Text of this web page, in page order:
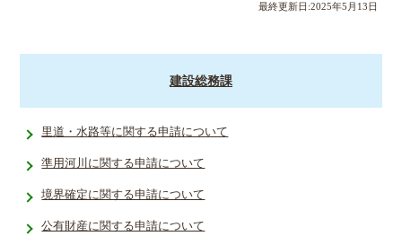
最終更新日:2025年5 月 13日
建設総務課
里道・水路等に関する申請について
準用河川に関する申請について
境界確定に関する申請について
公有財産に関する申請について